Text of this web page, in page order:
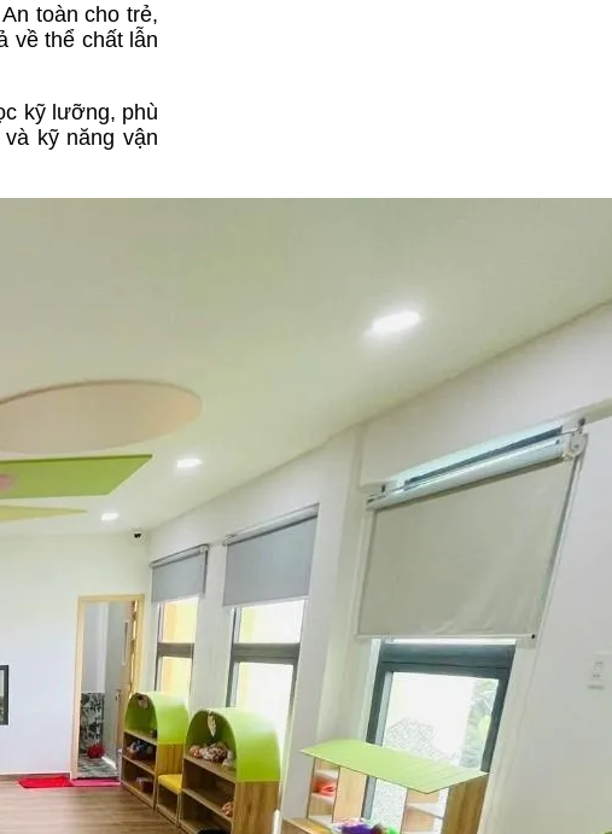
toàn cho trẻ,
về thể chất lẫn
kỹ lưỡng, phù
kỹ năng vận